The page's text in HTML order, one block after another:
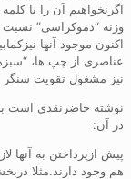
اگرنخواهیم آن را با
وزنه “دموکراسی” نسبت
اکنون موجود آنها
عناصری از چپ ها،
نیز مشغول تقویت سنگر
نوشته حاضرنقدی است
در آن:
پیش ازپرداختن به آنها
هم وجود دارند.مثلا